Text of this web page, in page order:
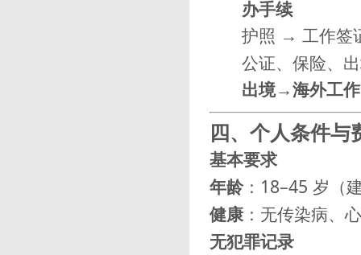
办手续
护照 → 工作签
公证、保险、
出境→海外工
四、个人条件与
基本要求
年龄：18–45 岁（
健康：无传染病、
无犯罪记录